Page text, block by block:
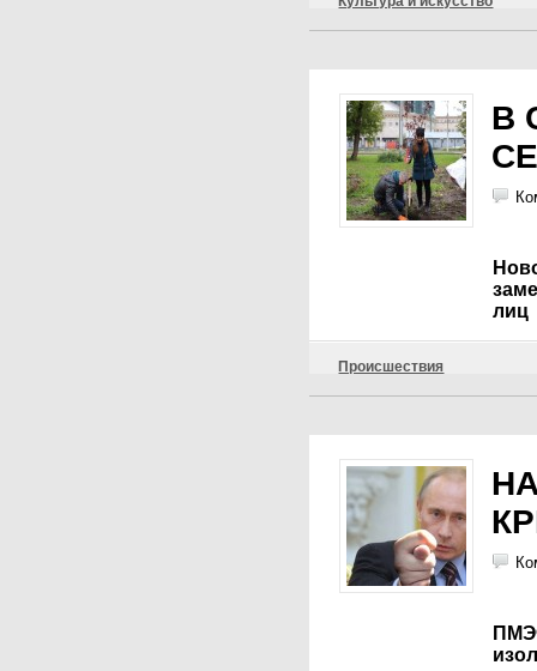
В
лиц
Происшествия